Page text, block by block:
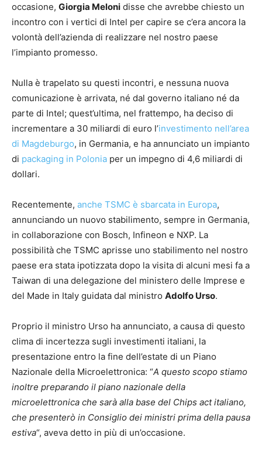
occasione, Giorgia Meloni disse che avrebbe chiesto un
incontro con i vertici di Intel per capire se c’era ancora la
volontà dell’azienda di realizzare nel nostro paese
l’impianto promesso.
Nulla è trapelato su questi incontri, e nessuna nuova
comunicazione è arrivata, né dal governo italiano né da
parte di Intel; quest’ultima, nel frattempo, ha deciso di
incrementare a 30 miliardi di euro l’investimento nell’area
di Magdeburgo, in Germania, e ha annunciato un impianto
di packaging in Polonia per un impegno di 4,6 miliardi di
dollari.
Recentemente, anche TSMC è sbarcata in Europa,
annunciando un nuovo stabilimento, sempre in Germania,
in collaborazione con Bosch, Infineon e NXP. La
possibilità che TSMC aprisse uno stabilimento nel nostro
paese era stata ipotizzata dopo la visita di alcuni mesi fa a
Taiwan di una delegazione del ministero delle Imprese e
del Made in Italy guidata dal ministro Adolfo Urso.
Proprio il ministro Urso ha annunciato, a causa di questo
clima di incertezza sugli investimenti italiani, la
presentazione entro la fine dell’estate di un Piano
Nazionale della Microelettronica: “A questo scopo stiamo
inoltre preparando il piano nazionale della
microelettronica che sarà alla base del Chips act italiano,
che presenterò in Consiglio dei ministri prima della pausa
estiva“, aveva detto in più di un’occasione.